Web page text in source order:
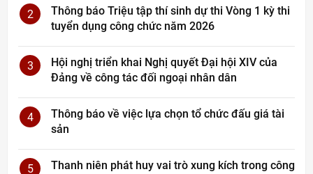
2
Thông báo Triệu tập thí sinh dự thi Vòng 1 kỳ thi
tuyển dụng công chức năm 2026
3
Hội nghị triển khai Nghị quyết Đại hội XIV của
Đảng về công tác đối ngoại nhân dân
4
Thông báo về việc lựa chọn tổ chức đấu giá tài
sản
5
Thanh niên phát huy vai trò xung kích trong công